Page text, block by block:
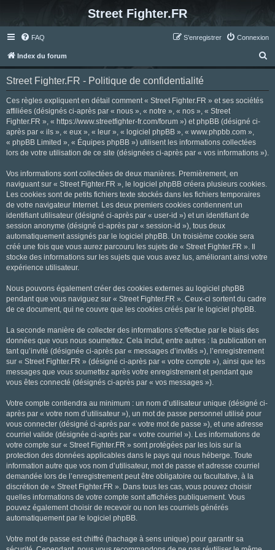
Street Fighter.FR
FAQ Connexion
S’enregistrer
Index du forum
e
Street Fighter.FR - Politique de confidentialité
Ces règles expliquent en détail comment « Street Fighter.FR » et ses sociétés
affiliées (désignés ci-après par « nous », « notre », « nos », « Street
Fighter.FR », « https://www.streetfighter-fr.com/forum ») et phpBB (désigné ci-
après par « ils », « eux », « leur », « logiciel phpBB », « www.phpbb.com »,
« phpBB Limited », « Équipes phpBB ») utilisent les informations collectées
lors de votre utilisation de ce site (désignées ci-après par « vos informations »).
Vos informations sont collectées de deux manières. Premièrement, en
naviguant sur « Street Fighter.FR », le logiciel phpBB créera plusieurs cookies.
Les cookies sont de petits fichiers texte stockés dans les fichiers temporaires
de votre navigateur Internet. Les deux premiers cookies contiennent un
identifiant utilisateur (désigné ci-après par « user-id ») et un identifiant de
session anonyme (désigné ci-après par « session-id »), tous deux
automatiquement assignés par le logiciel phpBB. Un troisième cookie sera
créé une fois que vous aurez parcouru les sujets de « Street Fighter.FR ». Il
stocke des informations sur les sujets que vous avez lus, améliorant ainsi votre
expérience utilisateur.
Nous pouvons également créer des cookies externes au logiciel phpBB
pendant que vous naviguez sur « Street Fighter.FR ». Ceux-ci sortent du cadre
de ce document, qui ne couvre que les cookies créés par le logiciel phpBB.
La seconde manière de collecter des informations s’effectue par le biais des
données que vous nous soumettez. Cela inclut, entre autres : la publication en
tant qu’invité (désignée ci-après par « messages d’invités »), l’enregistrement
sur « Street Fighter.FR » (désigné ci-après par « votre compte »), ainsi que les
messages que vous soumettez après votre enregistrement et pendant que
vous êtes connecté (désignés ci-après par « vos messages »).
Votre compte contiendra au minimum : un nom d’utilisateur unique (désigné ci-
après par « votre nom d’utilisateur »), un mot de passe personnel utilisé pour
vous connecter (désigné ci-après par « votre mot de passe »), et une adresse
courriel valide (désignée ci-après par « votre courriel »). Les informations de
votre compte sur « Street Fighter.FR » sont protégées par les lois sur la
protection des données applicables dans le pays qui nous héberge. Toute
information autre que vos nom d’utilisateur, mot de passe et adresse courriel
demandée lors de l’enregistrement peut être obligatoire ou facultative, à la
discrétion de « Street Fighter.FR ». Dans tous les cas, vous pouvez choisir
quelles informations de votre compte sont affichées publiquement. Vous
pouvez également choisir de recevoir ou non les courriels générés
automatiquement par le logiciel phpBB.
Votre mot de passe est chiffré (hachage à sens unique) pour garantir sa